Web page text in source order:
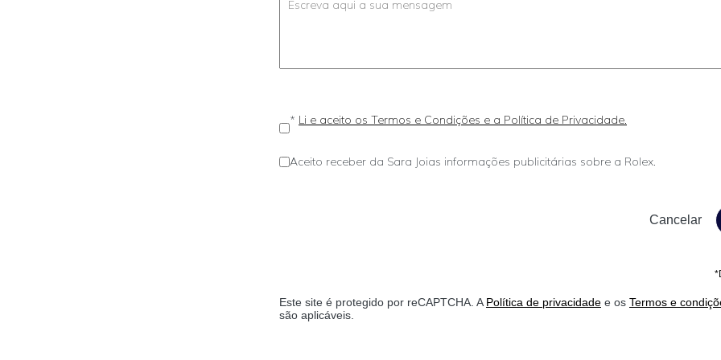
* Li e aceito os Termos e Condições e a Política de Privacidade.
Aceito receber da Sara Joias informações publicitárias sobre a Rolex.
Este site é protegido por reCAPTCHA. A Política de privacidade e os Termos e
são aplicáveis.